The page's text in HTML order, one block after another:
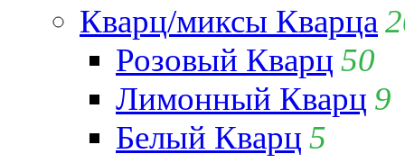
Кварц/миксы Кварца
Розовый Кварц 50
Лимонный Кварц 9
Белый Кварц 5